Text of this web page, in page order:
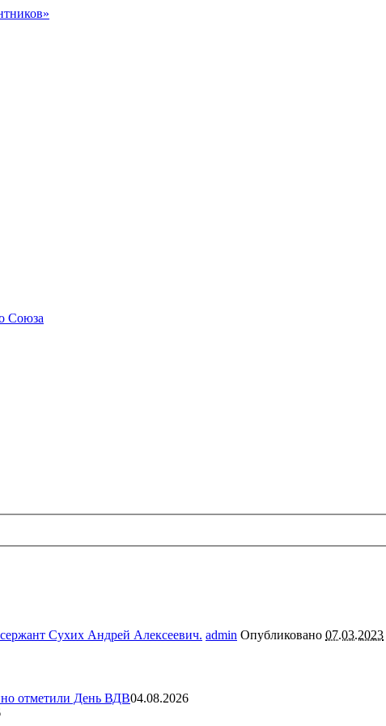
Союза
Сухих Андрей Алексеевич. admin Опубликовано 07.03.2023
отметили День ВДВ04.08.2026